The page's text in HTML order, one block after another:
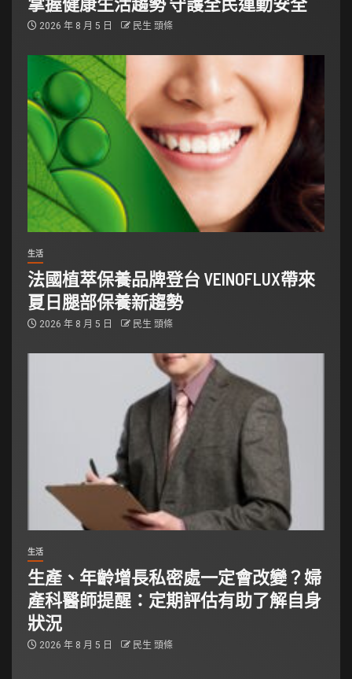
2026 年 8 月 5 日 民生 頭條
生活
法國植萃保養品牌登台 VEINOFLUX帶來
夏日腿部保養新趨勢
2026 年 8 月 5 日 民生 頭條
生活
生產、年齡增長私密處一定會改變？婦
產科醫師提醒：定期評估有助了解自身
狀況
2026 年 8 月 5 日 民生 頭條